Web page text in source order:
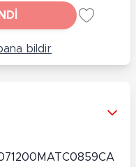
bildir